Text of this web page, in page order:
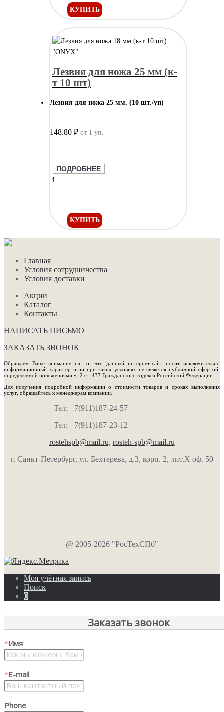
КУПИТЬ
Лезвия для ножа 25 мм (к-
т 10 шт)
Лезвия для ножа 25 мм. (10 шт./уп)
148.80 ₽ от 1 уп.
ПОДРОБНЕЕ
КУПИТЬ
Главная
Условия сотрудничества
Условия доставки
Акции
Каталог
Контакты
НАПИСАТЬ ПИСЬМО
ЗАКАЗАТЬ ЗВОНОК
Обращаем Ваше внимание на то, что данный интернет-сайт носит исключительно
информационный характер и ни при каких условиях не является публичной офертой,
определяемой положениями ч. 2 ст. 437 Гражданского кодекса Российской Федерации.
Для получения подробной информации о стоимости товаров и сроках выполнения
услуг, обращайтесь к менеджерам компании.
Тел: +7(911)187-24-57
Тел: +7(911)187-23-12
rostehspb@mail.ru, rosteh-spb@mail.ru
г. Санкт-Петербург, ул. Бехтерева, д.3, корп. 2, лит.Х оф. 50
@ 2005-2026 "РосТехСПб"
Моя учётная запись
Поиск
0
Заказать звонок
*Имя
*E-mail
Phone